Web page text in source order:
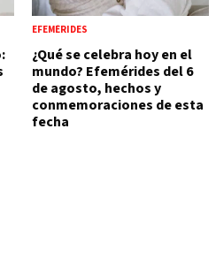
EFEMÉRIDES
¿Qué se celebra hoy en el
mundo? Efemérides del 6
de agosto, hechos y
conmemoraciones de esta
fecha